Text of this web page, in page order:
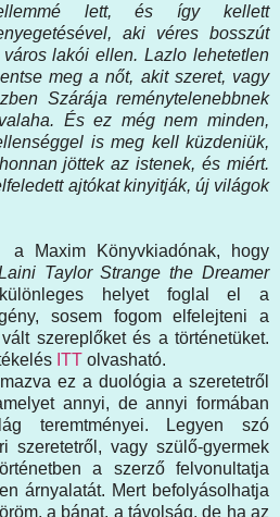
lett, és így kellett
aki véres bosszút
lakói ellen. Lazlo lehetetlen
meg a nőt, akit szeret, vagy
Szárája reménytelenebbnek
És ez még nem minden,
is meg kell küzdeniük,
jöttek az istenek, és miért.
ajtókat kinyitják, új világok
Maxim Könyvkiadónak, hogy
Taylor Strange the Dreamer
helyet foglal el a
sosem fogom elfelejteni a
szereplőket és a történetüket.
ITT olvasható.
ez a duológia a szeretetről
annyi, de annyi formában
teremtményei. Legyen szó
szeretetről, vagy szülő-gyermek
a szerző felvonultatja
árnyalatát. Mert befolyásolhatja
a bánat, a távolság, de ha az